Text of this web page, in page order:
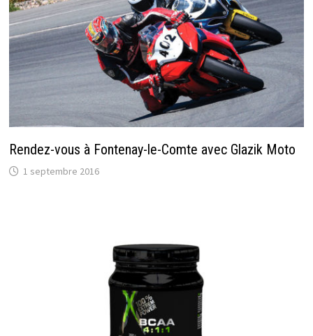
Rendez-vous à Fontenay-le-Comte avec Glazik Moto
1 septembre 2016